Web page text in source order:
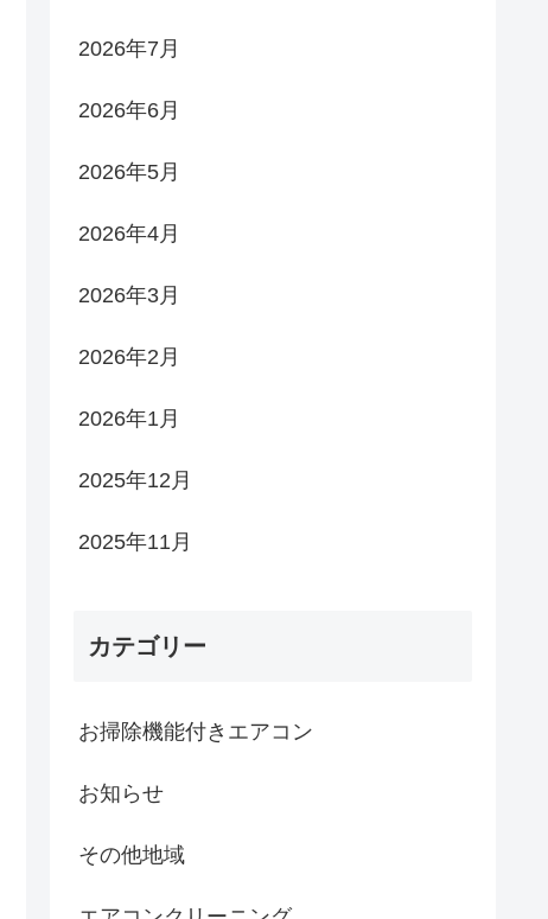
2026年7月
2026年6月
2026年5月
2026年4月
2026年3月
2026年2月
2026年1月
2025年12月
2025年11月
カテゴリー
お掃除機能付きエアコン
お知らせ
その他地域